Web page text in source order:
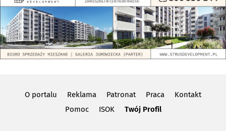
O portalu Reklama Patronat Praca
Kontakt
Pomoc
ISOK Twój Profil